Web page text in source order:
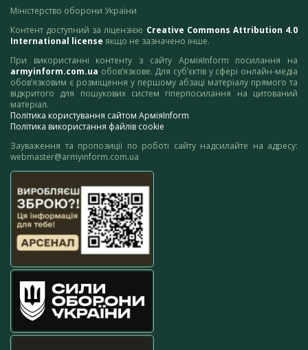
Міністерство оборони України
Контент доступний за ліцензією Creative Commons Attribution 4.0
International license якщо не зазначено інше.
При використанні контенту з сайту АрміяInform посилання на
armyinform.com.ua обов’язкове. Для суб’єктів у сфері онлайн-медіа
обов’язковим є розміщення у першому абзаці матеріалу прямого та
відкритого для пошукових систем гіперпосилання на цитований
матеріал.
Політика користування сайтом АрміяInform
Політика використання файлів cookie
Зауваження та пропозиції по роботі сайту надсилайте на адресу:
webmaster@armyinform.com.ua